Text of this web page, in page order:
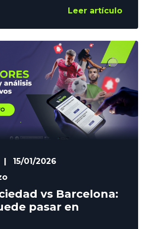
derbi vasco, en una
Athletic vs Real Sociedad
y puede ser un punto
para el que se lleve los 3
espectáculo,
y desde YoSports
Leer artículo
|
15/01/2026
vs Barcelona:
pasar en